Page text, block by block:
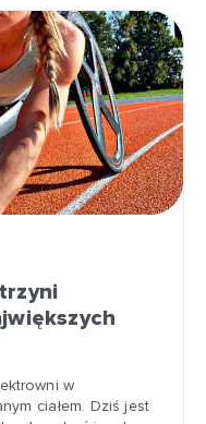
w
ciałem. Dziś jest